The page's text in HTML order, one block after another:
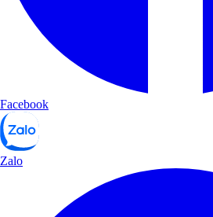
Facebook
Zalo